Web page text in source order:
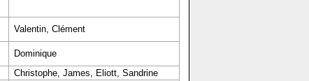
Valentin, Clément
Dominique
Christophe, James, Eliott, Sandrine